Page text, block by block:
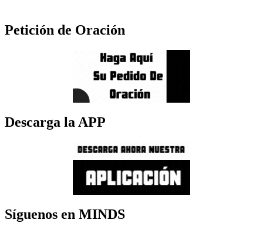
Petición de Oración
Descarga la APP
Síguenos en MINDS